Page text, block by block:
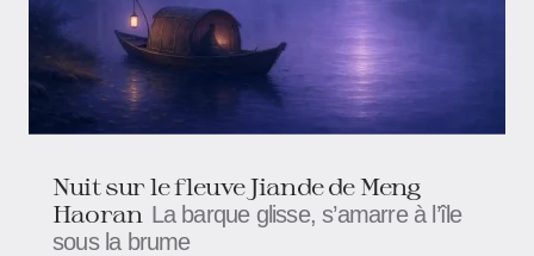
Nuit sur le fleuve Jiande de Meng
Haoran La barque glisse, s’amarre à l’île
sous la brume